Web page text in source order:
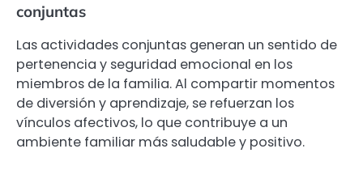
conjuntas
Las actividades conjuntas generan un sentido de
pertenencia y seguridad emocional en los
miembros de la familia. Al compartir momentos
de diversión y aprendizaje, se refuerzan los
vínculos afectivos, lo que contribuye a un
ambiente familiar más saludable y positivo.